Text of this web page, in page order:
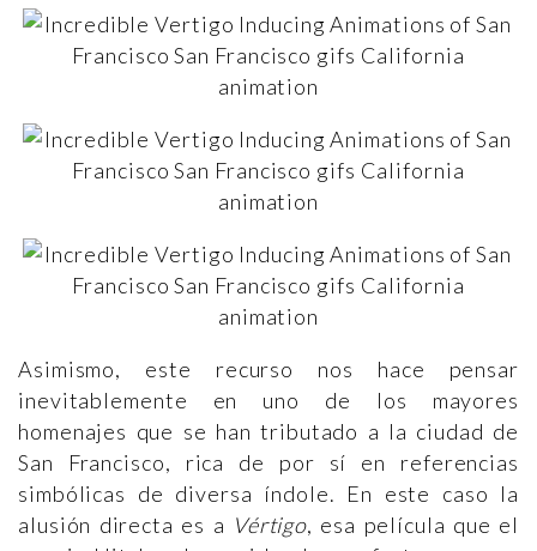
Asimismo, este recurso nos hace pensar
inevitablemente en uno de los mayores
homenajes que se han tributado a la ciudad de
San Francisco, rica de por sí en referencias
simbólicas de diversa índole. En este caso la
alusión directa es a Vértigo, esa película que el